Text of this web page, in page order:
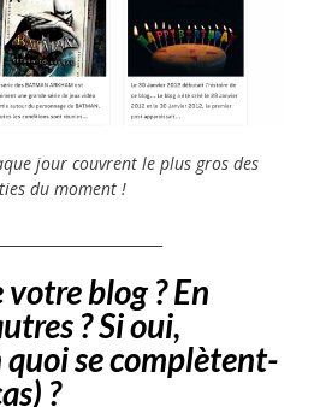
jour couvrent le plus gros des
du moment !
blog ? En
? Si oui,
quoi se complètent-
?